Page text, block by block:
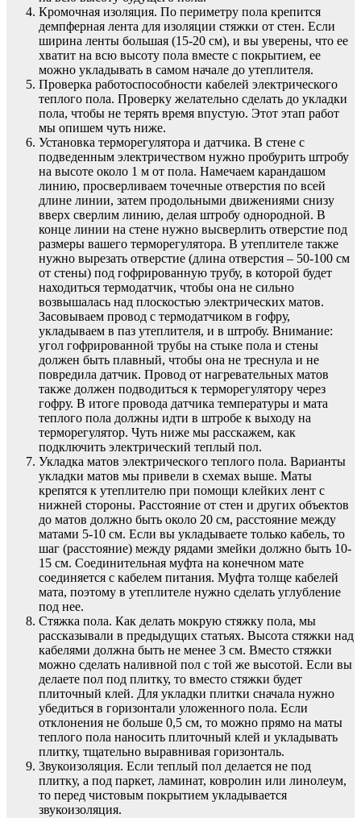
Кромочная изоляция. По периметру пола крепится
демпферная лента для изоляции стяжки от стен. Если
ширина ленты большая (15-20 см), и вы уверены, что ее
хватит на всю высоту пола вместе с покрытием, ее
можно укладывать в самом начале до утеплителя.
Проверка работоспособности кабелей электрического
теплого пола. Проверку желательно сделать до укладки
пола, чтобы не терять время впустую. Этот этап работ
мы опишем чуть ниже.
Установка терморегулятора и датчика. В стене с
подведенным электричеством нужно пробурить штробу
на высоте около 1 м от пола. Намечаем карандашом
линию, просверливаем точечные отверстия по всей
длине линии, затем продольными движениями снизу
вверх сверлим линию, делая штробу однородной. В
конце линии на стене нужно высверлить отверстие под
размеры вашего терморегулятора. В утеплителе также
нужно вырезать отверстие (длина отверстия – 50-100 см
от стены) под гофрированную трубу, в которой будет
находиться термодатчик, чтобы она не сильно
возвышалась над плоскостью электрических матов.
Засовываем провод с термодатчиком в гофру,
укладываем в паз утеплителя, и в штробу. Внимание:
угол гофрированной трубы на стыке пола и стены
должен быть плавный, чтобы она не треснула и не
повредила датчик. Провод от нагревательных матов
также должен подводиться к терморегулятору через
гофру. В итоге провода датчика температуры и мата
теплого пола должны идти в штробе к выходу на
терморегулятор. Чуть ниже мы расскажем, как
подключить электрический теплый пол.
Укладка матов электрического теплого пола. Варианты
укладки матов мы привели в схемах выше. Маты
крепятся к утеплителю при помощи клейких лент с
нижней стороны. Расстояние от стен и других объектов
до матов должно быть около 20 см, расстояние между
матами 5-10 см. Если вы укладываете только кабель, то
шаг (расстояние) между рядами змейки должно быть 10-
15 см. Соединительная муфта на конечном мате
соединяется с кабелем питания. Муфта толще кабелей
мата, поэтому в утеплителе нужно сделать углубление
под нее.
Стяжка пола. Как делать мокрую стяжку пола, мы
рассказывали в предыдущих статьях. Высота стяжки над
кабелями должна быть не менее 3 см. Вместо стяжки
можно сделать наливной пол с той же высотой. Если вы
делаете пол под плитку, то вместо стяжки будет
плиточный клей. Для укладки плитки сначала нужно
убедиться в горизонтали уложенного пола. Если
отклонения не больше 0,5 см, то можно прямо на маты
теплого пола наносить плиточный клей и укладывать
плитку, тщательно выравнивая горизонталь.
Звукоизоляция. Если теплый пол делается не под
плитку, а под паркет, ламинат, ковролин или линолеум,
то перед чистовым покрытием укладывается
звукоизоляция.